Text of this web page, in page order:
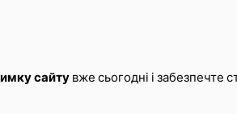
сайту вже сьогодні і забезпечте